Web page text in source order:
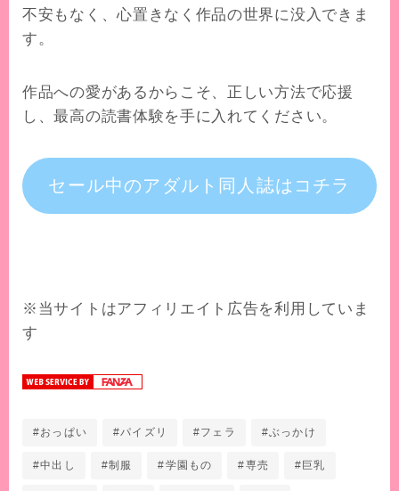
不安もなく、心置きなく作品の世界に没入できま
す。
作品への愛があるからこそ、正しい方法で応援
し、最高の読書体験を手に入れてください。
セール中のアダルト同人誌はコチラ
※当サイトはアフィリエイト広告を利用していま
す
#おっぱい #パイズリ #フェラ #ぶっかけ
#中出し #制服 #学園もの #専売 #巨乳